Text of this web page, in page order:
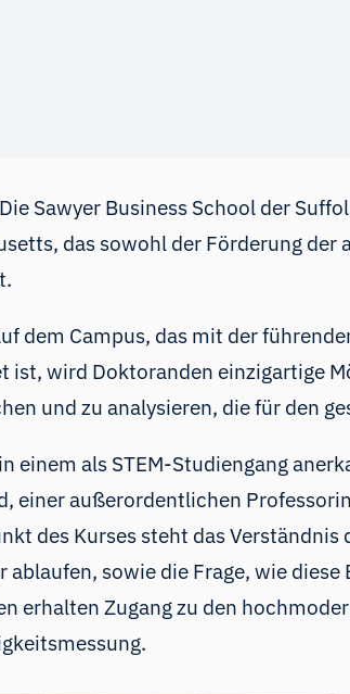
Sawyer Business School der
das sowohl der Förderung
dem Campus, das mit der
ist, wird Doktoranden einzigartige
und zu analysieren, die für den
einem als STEM-Studiengang
einer außerordentlichen
des Kurses steht das
ablaufen, sowie die Frage, wie
erhalten Zugang zu den